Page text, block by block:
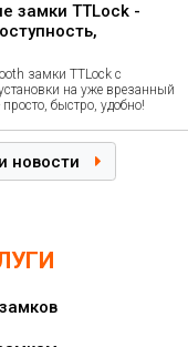
замки TTLock -
замки TTLock с
на уже врезанный
быстро, удобно!
новости